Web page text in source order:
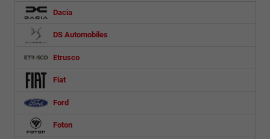
Dacia
DS Automobiles
Etrusco
Fiat
Ford
Foton